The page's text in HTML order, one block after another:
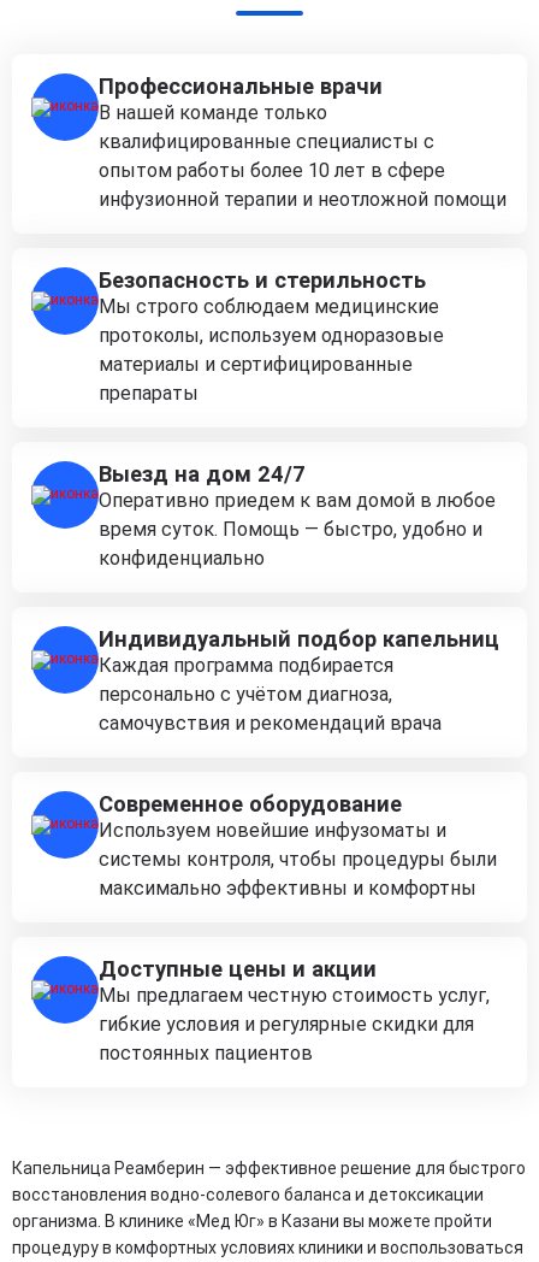
Профессиональные врачи
В нашей команде только
квалифицированные специалисты с
опытом работы более 10 лет в сфере
инфузионной терапии и неотложной помощи
Безопасность и стерильность
Мы строго соблюдаем медицинские
протоколы, используем одноразовые
материалы и сертифицированные
препараты
Выезд на дом 24/7
Оперативно приедем к вам домой в любое
время суток. Помощь — быстро, удобно и
конфиденциально
Индивидуальный подбор капельниц
Каждая программа подбирается
персонально с учётом диагноза,
самочувствия и рекомендаций врача
Современное оборудование
Используем новейшие инфузоматы и
системы контроля, чтобы процедуры были
максимально эффективны и комфортны
Доступные цены и акции
Мы предлагаем честную стоимость услуг,
гибкие условия и регулярные скидки для
постоянных пациентов
Капельница Реамберин — эффективное решение для быстрого
восстановления водно-солевого баланса и детоксикации
организма. В клинике «Мед Юг» в Казани вы можете пройти
процедуру в комфортных условиях клиники и воспользоваться